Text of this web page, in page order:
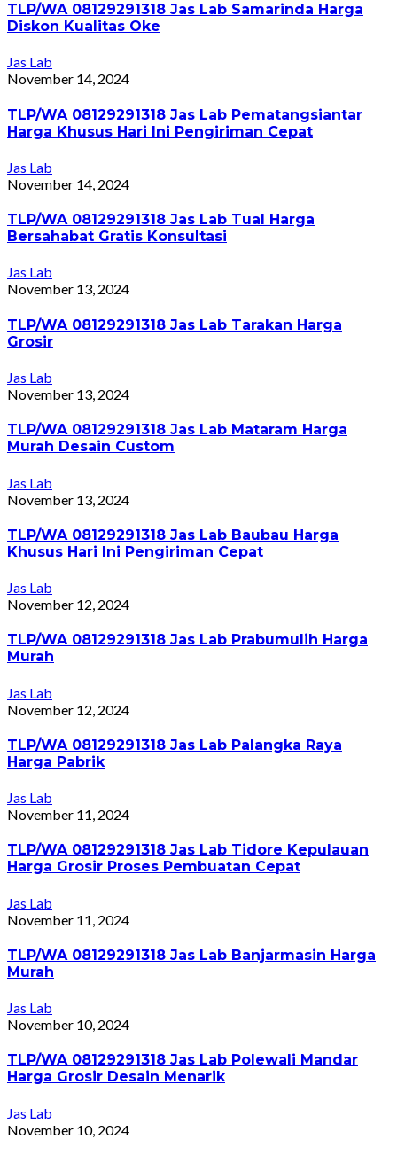
TLP/WA 08129291318 Jas Lab Samarinda Harga
Diskon Kualitas Oke
Jas Lab
November 14, 2024
TLP/WA 08129291318 Jas Lab Pematangsiantar
Harga Khusus Hari Ini Pengiriman Cepat
Jas Lab
November 14, 2024
TLP/WA 08129291318 Jas Lab Tual Harga
Bersahabat Gratis Konsultasi
Jas Lab
November 13, 2024
TLP/WA 08129291318 Jas Lab Tarakan Harga
Grosir
Jas Lab
November 13, 2024
TLP/WA 08129291318 Jas Lab Mataram Harga
Murah Desain Custom
Jas Lab
November 13, 2024
TLP/WA 08129291318 Jas Lab Baubau Harga
Khusus Hari Ini Pengiriman Cepat
Jas Lab
November 12, 2024
TLP/WA 08129291318 Jas Lab Prabumulih Harga
Murah
Jas Lab
November 12, 2024
TLP/WA 08129291318 Jas Lab Palangka Raya
Harga Pabrik
Jas Lab
November 11, 2024
TLP/WA 08129291318 Jas Lab Tidore Kepulauan
Harga Grosir Proses Pembuatan Cepat
Jas Lab
November 11, 2024
TLP/WA 08129291318 Jas Lab Banjarmasin Harga
Murah
Jas Lab
November 10, 2024
TLP/WA 08129291318 Jas Lab Polewali Mandar
Harga Grosir Desain Menarik
Jas Lab
November 10, 2024